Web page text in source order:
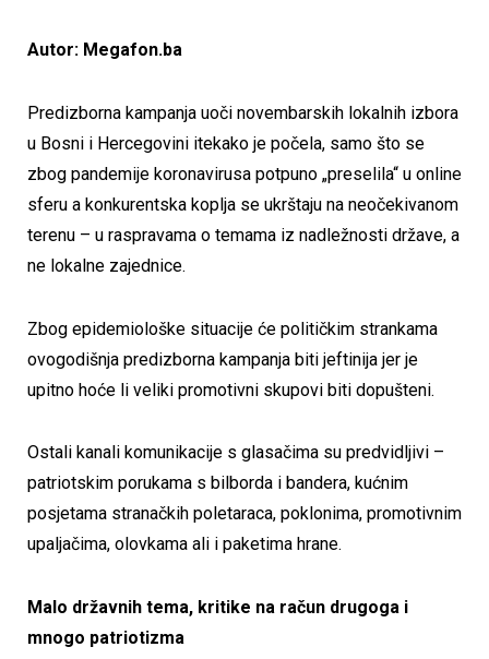
Autor: Megafon.ba
Predizborna kampanja uoči novembarskih lokalnih izbora
u Bosni i Hercegovini itekako je počela, samo što se
zbog pandemije koronavirusa potpuno „preselila“ u online
sferu a konkurentska koplja se ukrštaju na neočekivanom
terenu – u raspravama o temama iz nadležnosti države, a
ne lokalne zajednice.
Zbog epidemiološke situacije će političkim strankama
ovogodišnja predizborna kampanja biti jeftinija jer je
upitno hoće li veliki promotivni skupovi biti dopušteni.
Ostali kanali komunikacije s glasačima su predvidljivi –
patriotskim porukama s bilborda i bandera, kućnim
posjetama stranačkih poletaraca, poklonima, promotivnim
upaljačima, olovkama ali i paketima hrane.
Malo državnih tema, kritike na račun drugoga i
mnogo patriotizma